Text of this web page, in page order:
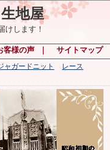
地屋
けします！
客様の声 サイトマップ
ャガードニット
レース